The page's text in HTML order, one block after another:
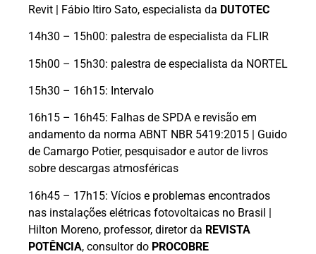
Revit | Fábio Itiro Sato, especialista da DUTOTEC
14h30 – 15h00: palestra de especialista da FLIR
15h00 – 15h30: palestra de especialista da NORTEL
15h30 – 16h15: Intervalo
16h15 – 16h45: Falhas de SPDA e revisão em
andamento da norma ABNT NBR 5419:2015 | Guido
de Camargo Potier, pesquisador e autor de livros
sobre descargas atmosféricas
16h45 – 17h15: Vícios e problemas encontrados
nas instalações elétricas fotovoltaicas no Brasil |
Hilton Moreno, professor, diretor da REVISTA
POTÊNCIA, consultor do PROCOBRE